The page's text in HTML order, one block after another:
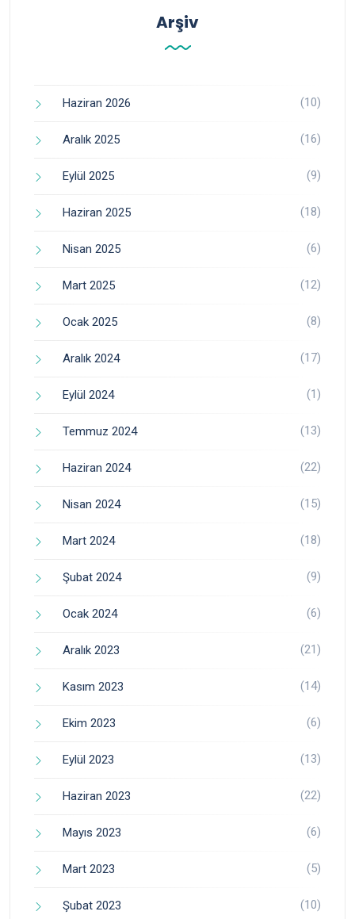
Arşiv
Haziran 2026 (10)
Aralık 2025 (16)
Eylül 2025 (9)
Haziran 2025 (18)
Nisan 2025 (6)
Mart 2025 (12)
Ocak 2025 (8)
Aralık 2024 (17)
Eylül 2024 (1)
Temmuz 2024 (13)
Haziran 2024 (22)
Nisan 2024 (15)
Mart 2024 (18)
Şubat 2024 (9)
Ocak 2024 (6)
Aralık 2023 (21)
Kasım 2023 (14)
Ekim 2023 (6)
Eylül 2023 (13)
Haziran 2023 (22)
Mayıs 2023 (6)
Mart 2023 (5)
Şubat 2023 (10)